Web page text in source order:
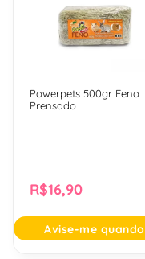
Powerpets 500gr Feno
Prensado
R$16,90
Avise-me quando